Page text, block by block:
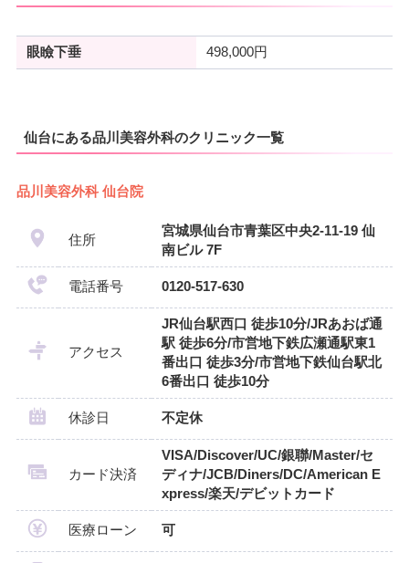
眼瞼下垂 498,000円
仙台にある品川美容外科のクリニック一覧
品川美容外科 仙台院
住所
宮城県仙台市青葉区中央2-11-19 仙
南ビル 7F
電話番号 0120-517-630
アクセス
JR仙台駅西口 徒歩10分/JRあおば通
駅 徒歩6分/市営地下鉄広瀬通駅東1
番出口 徒歩3分/市営地下鉄仙台駅北
6番出口 徒歩10分
休診日 不定休
カード決済
VISA/Discover/UC/銀聯/Master/セ
ディナ/JCB/Diners/DC/American E
xpress/楽天/デビットカード
医療ローン 可